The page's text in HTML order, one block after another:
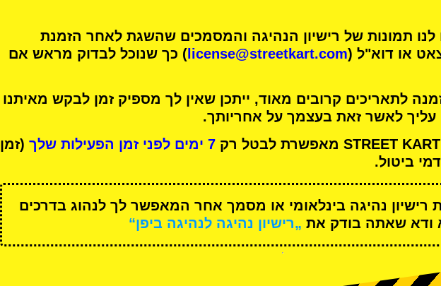
לנו תמונות של רישיון הנהיגה והמסמכים שהשגת לאחר הזמנת
או דוא"ל (license@streetkart.com ) כך שנוכל לבדוק מראש אם
לתאריכים קרובים מאוד, ייתכן שאין לך מספיק זמן לבקש מאיתנו
לאשר זאת בעצמך על אחריותך.
7 ימים לפני זמן הפעילות שלך
(זמן
ביטול.
רישיון נהיגה בינלאומי או מסמך אחר המאפשר לך לנהוג בדרכים
ודא שאתה בודק את „רישיון נהיגה לנהיגה ביפן“